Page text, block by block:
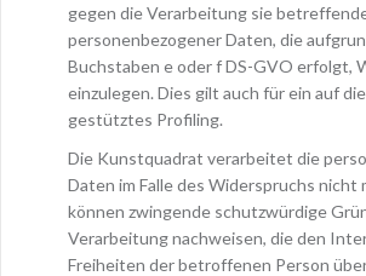
gegen die Verarbeitung sie
personenbezogener Daten, die
Buchstaben e oder f DS-GVO erfolgt,
einzulegen. Dies gilt auch für ein auf
gestütztes Profiling.
Die Kunstquadrat verarbeitet die
Daten im Falle des Widerspruchs nicht
können zwingende schutzwürdige
Verarbeitung nachweisen, die den
Freiheiten der betroffenen Person